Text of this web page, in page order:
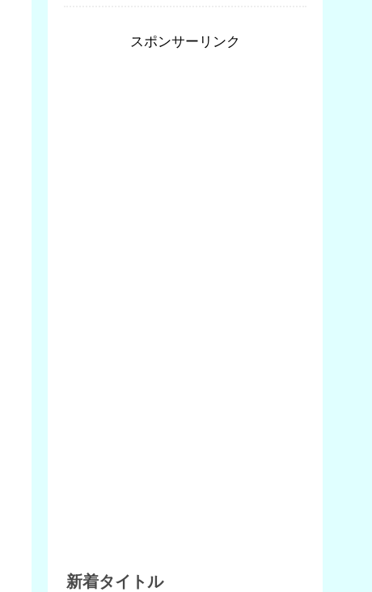
スポンサーリンク
新着タイトル